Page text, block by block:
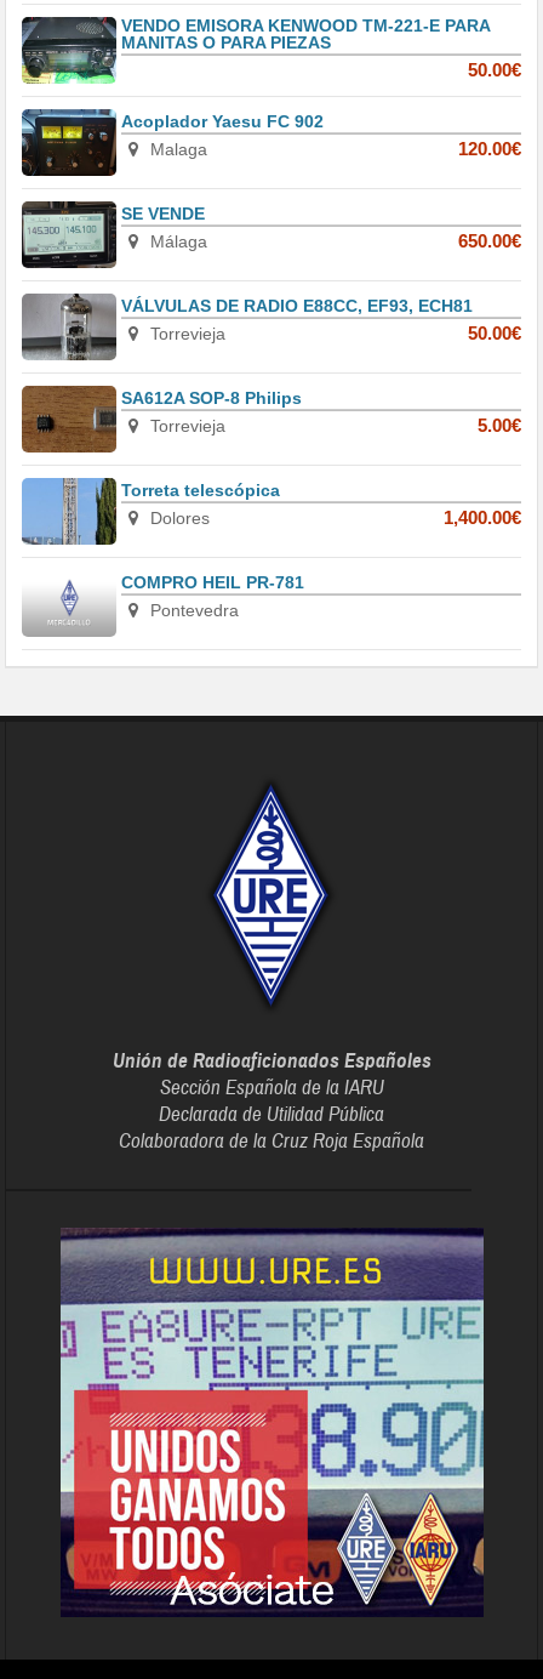
VENDO EMISORA KENWOOD TM-221-E PARA
MANITAS O PARA PIEZAS
50.00€
Acoplador Yaesu FC 902
Malaga
120.00€
SE VENDE
Málaga
650.00€
VÁLVULAS DE RADIO E88CC, EF93, ECH81
Torrevieja
50.00€
SA612A SOP-8 Philips
Torrevieja
5.00€
Torreta telescópica
Dolores
1,400.00€
COMPRO HEIL PR-781
Pontevedra
Unión de Radioaficionados Españoles
Sección Española de la IARU
Declarada de Utilidad Pública
Colaboradora de la Cruz Roja Española